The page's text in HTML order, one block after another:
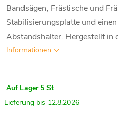
Bandsägen, Frästische und
Stabilisierungsplatte und
Abstandshalter. Hergestellt in
Informationen
Auf Lager 5 St
12.8.2026